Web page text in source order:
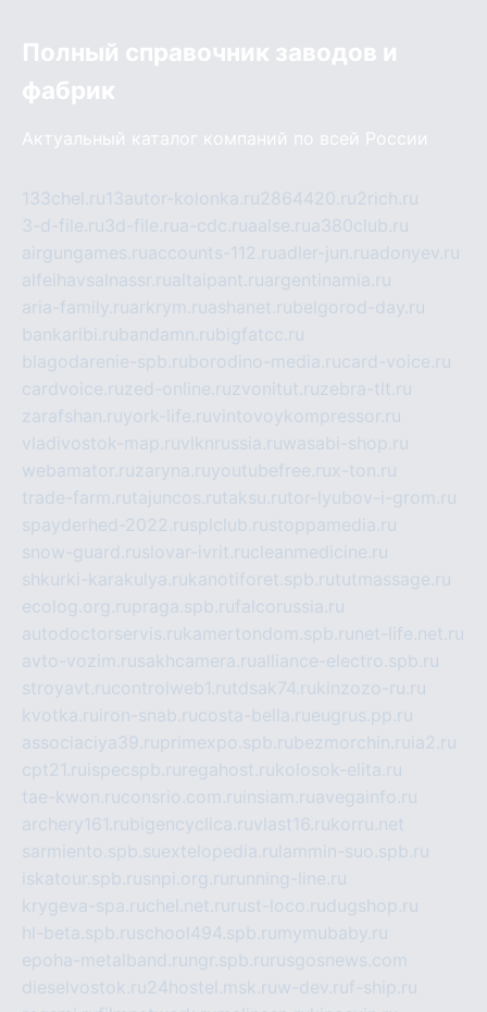
Полный справочник заводов и
фабрик
Актуальный каталог компаний по всей России
133chel.ru13autor-kolonka.ru2864420.ru2rich.ru
3-d-file.ru3d-file.rua-cdc.ruaalse.rua380club.ru
airgungames.ruaccounts-112.ruadler-jun.ruadonyev.ru
alfeihavsalnassr.rualtaipant.ruargentinamia.ru
aria-family.ruarkrym.ruashanet.rubelgorod-day.ru
bankaribi.rubandamn.rubigfatcc.ru
blagodarenie-spb.ruborodino-media.rucard-voice.ru
cardvoice.ruzed-online.ruzvonitut.ruzebra-tlt.ru
zarafshan.ruyork-life.ruvintovoykompressor.ru
vladivostok-map.ruvlknrussia.ruwasabi-shop.ru
webamator.ruzaryna.ruyoutubefree.rux-ton.ru
trade-farm.rutajuncos.rutaksu.rutor-lyubov-i-grom.ru
spayderhed-2022.rusplclub.rustoppamedia.ru
snow-guard.ruslovar-ivrit.rucleanmedicine.ru
shkurki-karakulya.rukanotiforet.spb.rututmassage.ru
ecolog.org.rupraga.spb.rufalcorussia.ru
autodoctorservis.rukamertondom.spb.ru net-life.net.ru
avto-vozim.rusakhcamera.rualliance-electro.spb.ru
stroyavt.rucontrolweb1.rutdsak74.rukinzozo-ru.ru
kvotka.ru iron-snab.rucosta-bella.rueugrus.pp.ru
associaciya39.ruprimexpo.spb.rubezmorchin.ru ia2.ru
cpt21.ru ispecspb.ru regahost.rukolosok-elita.ru
tae-kwon.ruconsrio.com.ru insiam.ruavegainfo.ru
archery161.rubigencyclica.ruvlast16.rukorru.net
sarmiento.spb.suextelopedia.ru lammin-suo.spb.ru
iskatour.spb.rusnpi.org.ru running-line.ru
krygeva-spa.ruchel.net.ru rust-loco.rudugshop.ru
hl-beta.spb.ruschool494.spb.ru mymubaby.ru
epoha-metalband.ru ngr.spb.ru rusgosnews.com
dieselvostok.ru24hostel.msk.ruw-dev.ruf-ship.ru